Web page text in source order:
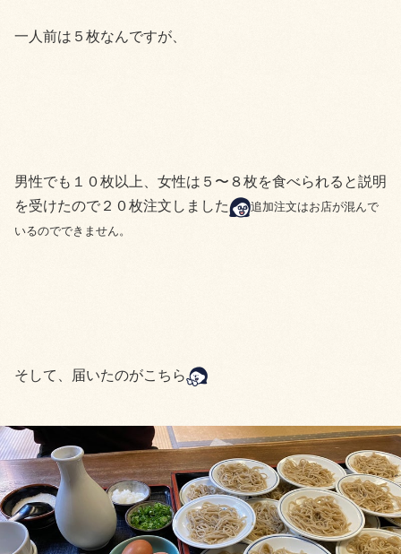
一人前は５枚なんですが、
男性でも１０枚以上、女性は５〜８枚を食べられると説明
を受けたので２０枚注文しました
追加注文はお店が混んで
いるのでできません。
そして、届いたのがこちら